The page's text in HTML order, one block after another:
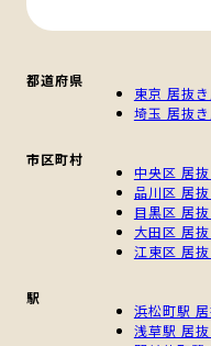
都道府県
東京 居抜
埼玉 居抜
市区町村
中央区 居
品川区 居
目黒区 居
大田区 居
江東区 居
駅
浜松町駅
浅草駅 居